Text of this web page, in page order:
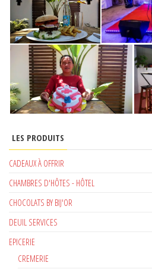
LES PRODUITS
CADEAUX À OFFRIR
CHAMBRES D'HÔTES - HÔTEL
CHOCOLATS BY BIJ'OR
DEUIL SERVICES
EPICERIE
CREMERIE